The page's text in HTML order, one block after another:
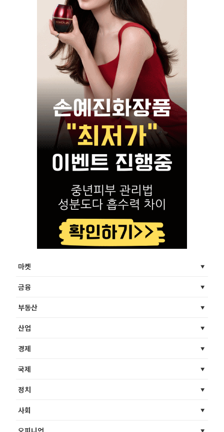
마켓
금융
부동산
산업
경제
국제
정치
사회